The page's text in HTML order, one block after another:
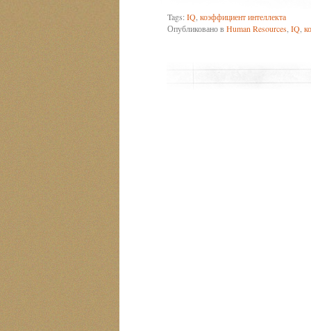
Tags: IQ коэффициент интеллекта
Опубликовано вHuman Resources IQ